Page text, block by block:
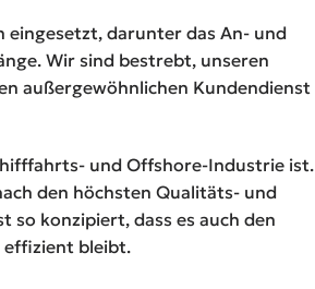
eingesetzt, darunter das An- und
Wir sind bestrebt, unseren
außergewöhnlichen Kundendienst
und Offshore-Industrie ist.
den höchsten Qualitäts- und
so konzipiert, dass es auch den
effizient bleibt.